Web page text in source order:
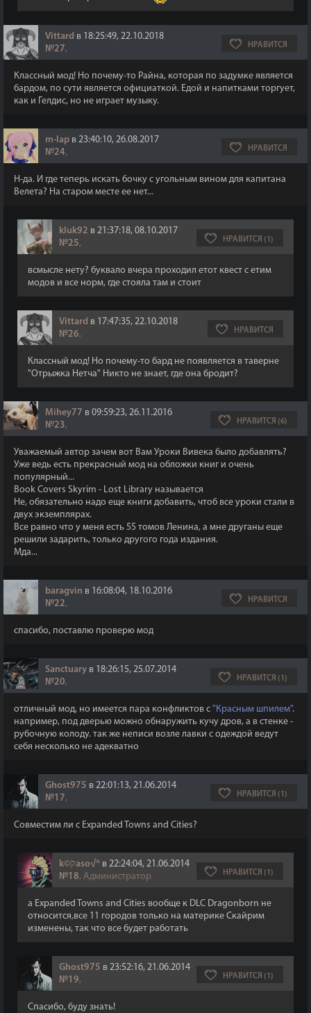
Vittard в 18:25:49, 22.10.2018
№27, НРАВИТСЯ
Классный мод! Но почему-то Райна, которая по задумке является
бардом, по сути является официаткой. Едой и напитками торгует,
как и Гелдис, но не играет музыку.
m-lap в 23:40:10, 26.08.2017
№24, НРАВИТСЯ
Н-да. И где теперь искать бочку с угольным вином для капитана
Велета? На старом месте ее нет...
kluk92 в 21:37:18, 08.10.2017
№25, НРАВИТСЯ (1)
всмысле нету? буквало вчера проходил етот квест с етим
модов и все норм, где стояла там и стоит
Vittard в 17:47:35, 22.10.2018
№26, НРАВИТСЯ
Классный мод! Но почему-то бард не появляется в таверне
"Отрыжка Нетча" Никто не знает, где она бродит?
Mihey77 в 09:59:23, 26.11.2016
№23, НРАВИТСЯ (6)
Уважаемый автор зачем вот Вам Уроки Вивека было добавлять?
Уже ведь есть прекрасный мод на обложки книг и очень
популярный...
Book Covers Skyrim - Lost Library называется
Не, обязательно надо еще книги добавить, чтоб все уроки стали в
двух экземплярах.
Все равно что у меня есть 55 томов Ленина, а мне друганы еще
решили задарить, только другого года издания.
Мда...
baragvin в 16:08:04, 18.10.2016
№22, НРАВИТСЯ
спасибо, поставлю проверю мод
Sanctuary в 18:26:15, 25.07.2014
№20, НРАВИТСЯ (1)
отличный мод, но имеется пара конфликтов с "Красным шпилем".
например, под дверью можно обнаружить кучу дров, а в стенке -
рубочную колоду. так же неписи возле лавки с одеждой ведут
себя несколько не адекватно
Ghost975 в 22:01:13, 21.06.2014
№17, НРАВИТСЯ (1)
Совместим ли с Expanded Towns and Cities?
k©קaso√® в 22:24:04, 21.06.2014
№18, Администратор НРАВИТСЯ (1)
а Expanded Towns and Cities вообще к DLC Dragonborn не
относится,все 11 городов только на материке Скайрим
изменены, так что все будет работать
Ghost975 в 23:52:16, 21.06.2014
№19, НРАВИТСЯ (1)
Спасибо, буду знать!